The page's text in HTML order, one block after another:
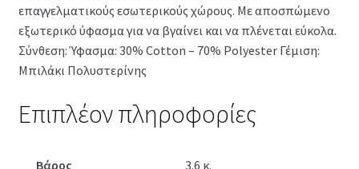
επαγγελματικούς εσωτερικούς χώρους. Με αποσπώμενο
εξωτερικό ύφασμα για να βγαίνει και να πλένεται εύκολα.
Σύνθεση: Ύφασμα: 30% Cotton – 70% Polyester Γέμιση:
Μπιλάκι Πολυστερίνης
Επιπλέον πληροφορίες
Βάρος 3.6 κ.